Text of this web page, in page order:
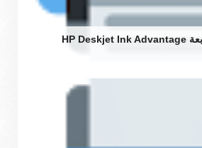
تحميل تعريف طابعة HP Deskjet Ink Advantage